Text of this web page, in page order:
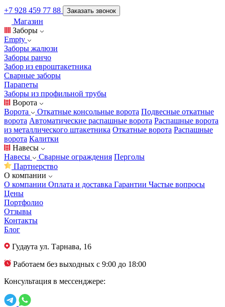
+7 928 459 77 88 Заказать звонок
Магазин
Заборы
Empty
Заборы жалюзи
Заборы ранчо
Забор из евроштакетника
Сварные заборы
Парапеты
Заборы из профильной трубы
Ворота
Ворота
Откатные консольные ворота Подвесные откатные
ворота Автоматические распашные ворота Распашные ворота
из металлического штакетника Откатные ворота Распашные
ворота Калитки
Навесы
Навесы
Сварные ограждения Перголы
Партнерство
О компании
О компании Оплата и доставка Гарантии Частые вопросы
Цены
Портфолио
Отзывы
Контакты
Блог
Гудаута ул. Тарнава, 16
Работаем без выходных с 9:00 до 18:00
Консультация в мессенджере: